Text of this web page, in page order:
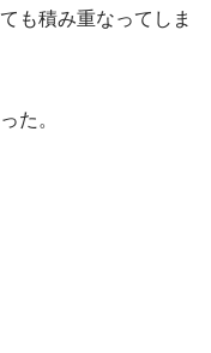
も積み重なってしま
た。